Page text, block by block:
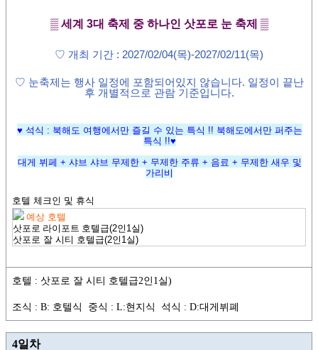
▒ 세계 3대 축제 중 하나인 삿포로 눈 축제 ▒
♡ 개최 기간 : 2027/02/04(목)-2027/02/11(목)
♡ 눈축제는 행사 일정에 포함되어있지 않습니다. 일정이 끝난
후 개별적으로 관람 기준입니다.
♥ 석식 : 북해도 여행에서만 즐길 수 있는 특식 !! 북해도에서만 퍼주는
특식 !!♥
대게 뷔페 + 샤브 샤브 무제한 + 무제한 주류 + 음료 + 무제한 새우 및
가리비
호텔 체크인 및 휴식
예상 호텔
삿포로 라이포트 호텔 급(2인1실)
삿포로 잘 시티 호텔급(2인1실)
호텔 : 삿포로 잘 시티 호텔급2인1실)
조식 : B: 호텔식 중식 : L:현지식 석식 : D:대게뷔폐
4일차